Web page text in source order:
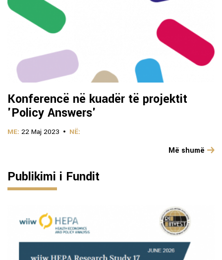
Konferencë në kuadër të projektit
'Policy Answers'
ME: 22 Maj 2023 NË:
Më shumë
Publikimi i Fundit